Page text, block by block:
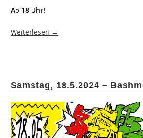
Ab 18 Uhr!
Weiterlesen →
Samstag, 18.5.2024 –